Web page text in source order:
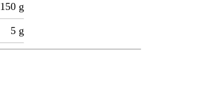
150 g
5 g